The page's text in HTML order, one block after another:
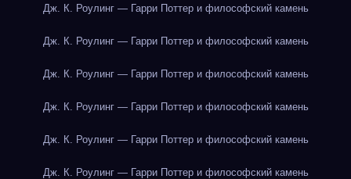
Дж. К. Роулинг — Гарри Поттер и философский камень
Дж. К. Роулинг — Гарри Поттер и философский камень
Дж. К. Роулинг — Гарри Поттер и философский камень
Дж. К. Роулинг — Гарри Поттер и философский камень
Дж. К. Роулинг — Гарри Поттер и философский камень
Дж. К. Роулинг — Гарри Поттер и философский камень